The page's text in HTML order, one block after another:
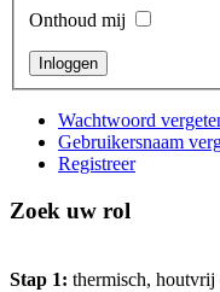
Onthoud mij
Wachtwoord
Gebruikersnaam
Registreer
Zoek uw rol
Stap 1: thermisch,